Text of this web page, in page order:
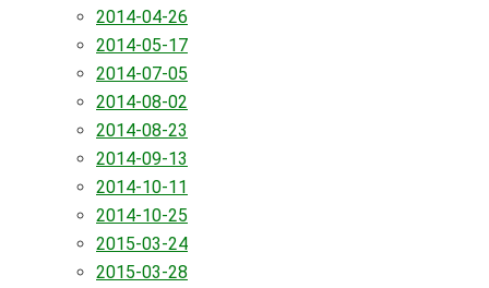
2014-04-26
2014-05-17
2014-07-05
2014-08-02
2014-08-23
2014-09-13
2014-10-11
2014-10-25
2015-03-24
2015-03-28